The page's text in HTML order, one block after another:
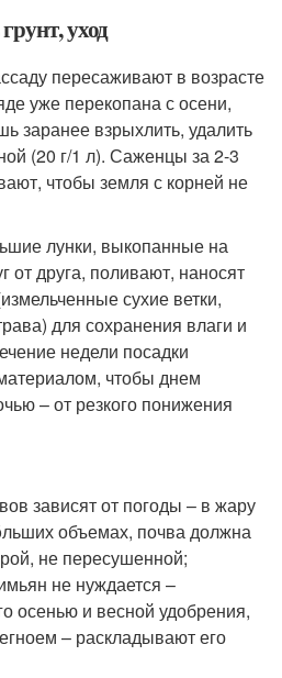
уход
пересаживают в возрасте
уже перекопана с осени,
заранее взрыхлить, удалить
(20 г/1 л). Саженцы за 2-3
чтобы земля с корней не
лунки, выкопанные на
от друга, поливают, наносят
сухие ветки,
для сохранения влаги и
недели посадки
чтобы днем
– от резкого понижения
зависят от погоды – в жару
объемах, почва должна
не пересушенной;
не нуждается –
осенью и весной удобрения,
– раскладывают его